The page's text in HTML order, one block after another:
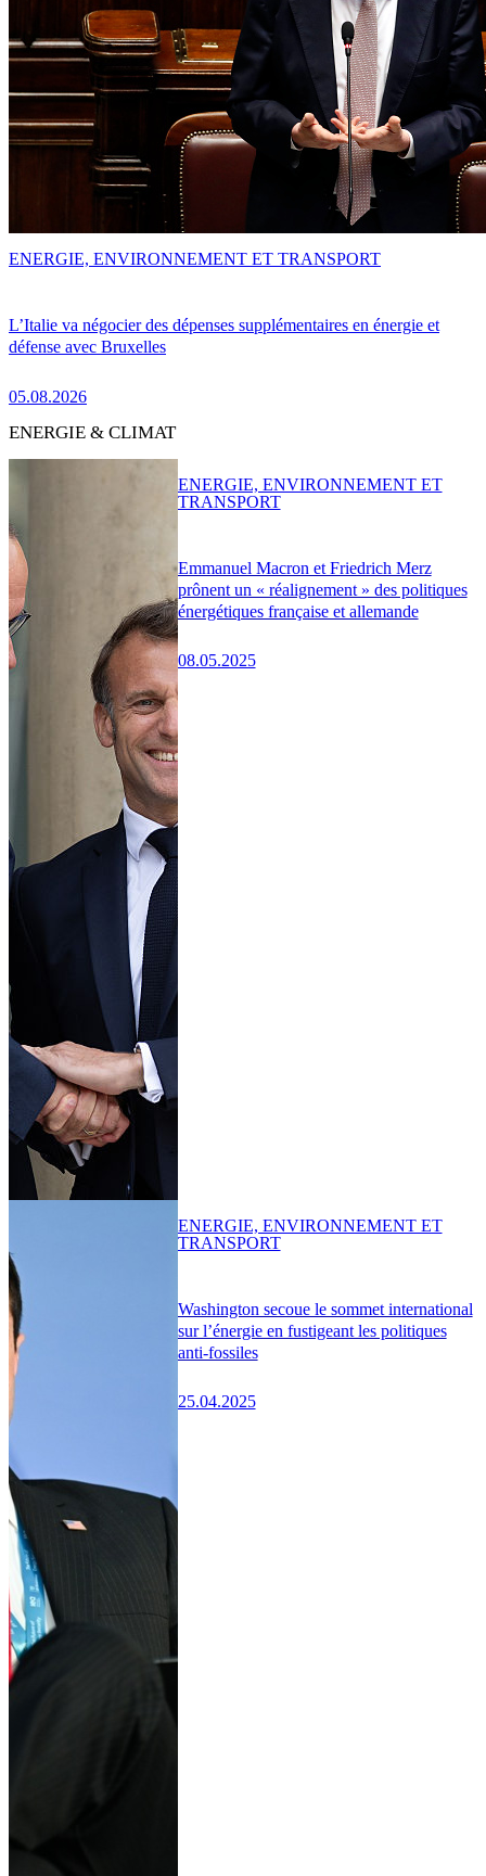
L’Italie va négocier des dépenses supplémentaires en énergie et
défense avec Bruxelles
05.08.2026
ENERGIE, ENVIRONNEMENT ET TRANSPORT
ENERGIE & CLIMAT
Emmanuel Macron et Friedrich Merz
prônent un « réalignement » des politiques
énergétiques française et allemande
08.05.2025
ENERGIE, ENVIRONNEMENT ET
TRANSPORT
Washington secoue le sommet international
sur l’énergie en fustigeant les politiques
anti-fossiles
25.04.2025
ENERGIE, ENVIRONNEMENT ET
TRANSPORT